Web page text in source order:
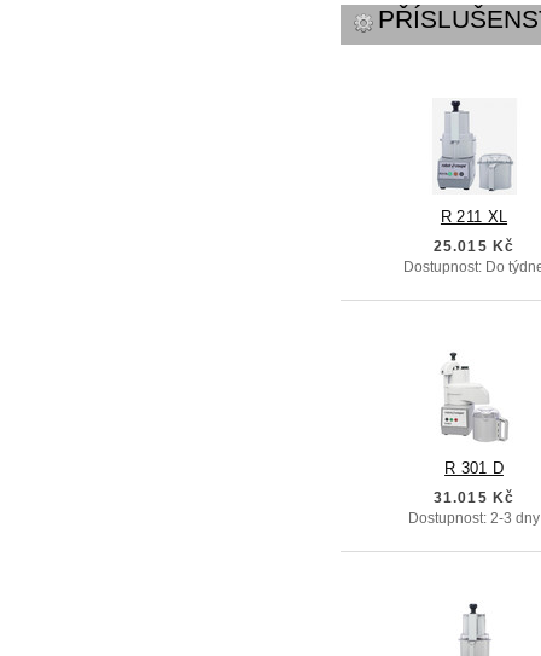
R 211 XL
25.015 Kč
Dostupnost: Do
R 301 D
31.015 Kč
Dostupnost: 2-3 dny